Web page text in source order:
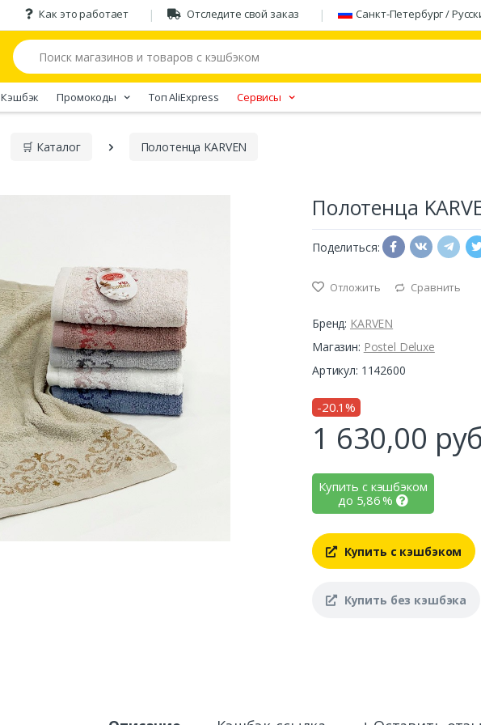
Как это работает Отследите свой заказ Санкт-Петербург /
Кэшбэк Промокоды Tоп AliExpress Сервисы
🛒 Каталог Полотенца KARVEN
Полотенца
Поделиться:
Отложить Сравнить
Бренд: KARVEN
Магазин: Postel Deluxe
Артикул: 1142600
-20.1%
1 630,00
Купить с кэшбэком
до 5,86%
Купить с кэшбэком
Купить без кэшбэка